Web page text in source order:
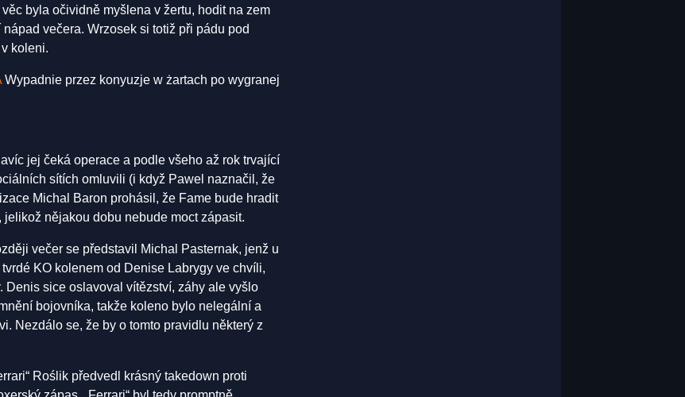
byla očividně myšlena v žertu, hodit na zem
večera. Wrzosek si totiž při pádu pod
koleni.
Wypadnie przez konyuzje w żartach po wygranej
jej čeká operace a podle všeho až rok trvající
sítích omluvili (i když Pawel naznačil, že
Michal Baron prohásil, že Fame bude hradit
nějakou dobu nebude moct zápasit.
večer se představil Michal Pasternak, jenž u
KO kolenem od Denise Labrygy ve chvíli,
Denis sice oslavoval vítězství, záhy ale vyšlo
bojovníka, takže koleno bylo nelegální a
Nezdálo se, že by o tomto pravidlu některý z
Roślik předvedl krásný takedown proti